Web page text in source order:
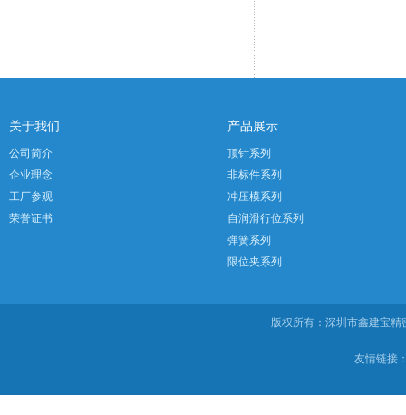
关于我们
公司简介
企业理念
工厂参观
荣誉证书
产品展示
顶针系列
非标件系列
冲压模系列
自润滑行位系列
弹簧系列
限位夹系列
版权所有：深圳市鑫建宝
友情链接